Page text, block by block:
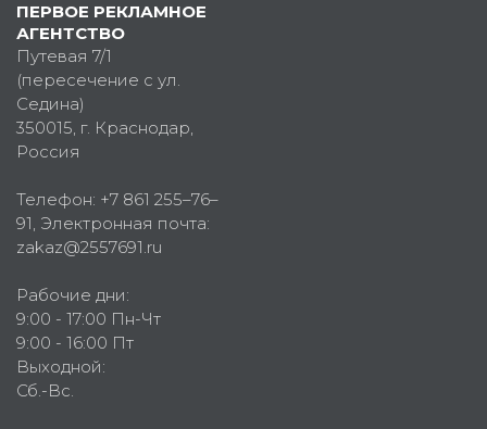
ПЕРВОЕ РЕКЛАМНОЕ
АГЕНТСТВО
Путевая 7/1
(пересечение с ул.
Седина)
350015, г. Краснодар,
Россия
Телефон: +7 861 255–76–
91, Электронная почта:
zakaz@2557691.ru
Рабочие дни:
9:00 - 17:00 Пн-Чт
9:00 - 16:00 Пт
Выходной:
Сб.-Вс.